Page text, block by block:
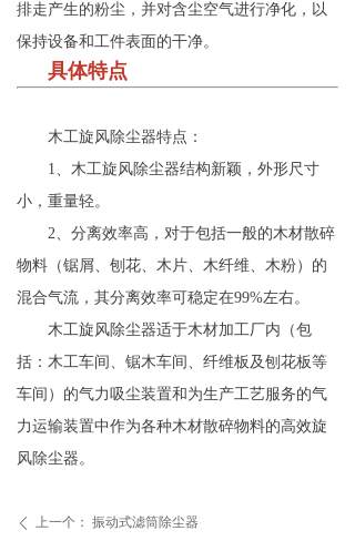
排走产生的粉尘，并对含尘空气进行净化，以
保持设备和工件表面的干净。
具体特点
木工旋风除尘器特点：
1、木工旋风除尘器结构新颖，外形尺寸
小，重量轻。
2、分离效率高，对于包括一般的木材散碎
物料（锯屑、刨花、木片、木纤维、木粉）的
混合气流，其分离效率可稳定在99%左右。
木工旋风除尘器适于木材加工厂内（包
括：木工车间、锯木车间、纤维板及刨花板等
车间）的气力吸尘装置和为生产工艺服务的气
力运输装置中作为各种木材散碎物料的高效旋
风除尘器。
ꄴ 上一个： 振动式滤筒除尘器